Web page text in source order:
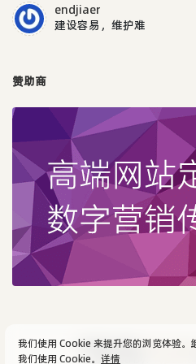
endjiaer
建设容易，维护难
赞助商
© 2004-2026aijun's blog
Powered by:
我们使用 Cookie 来提升您的浏览体验。
我们使用 Cookie。 详情